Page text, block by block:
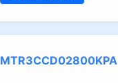
MTR3CCD02800KPA